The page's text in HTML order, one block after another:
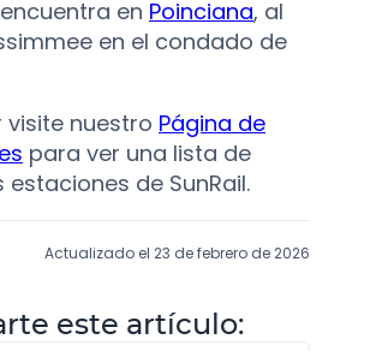
en Poinciana, al
en el condado de
visite nuestro Página de
para ver una lista de
de SunRail.
Actualizado el 23 de febrero de 2026
este artículo: